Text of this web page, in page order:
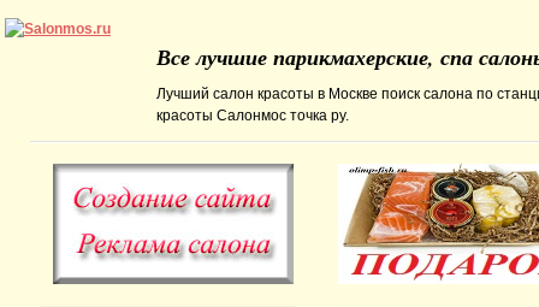
Все лучшие парикмахерские, спа
Лучший салон красоты в Москве поиск салона по
красоты Салонмос точка ру.